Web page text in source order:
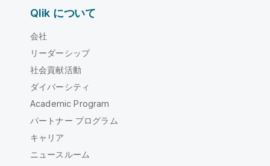
Qlik について
会社
リーダーシップ
社会貢献活動
ダイバーシティ
Academic Program
パートナー プログラム
キャリア
ニュースルーム